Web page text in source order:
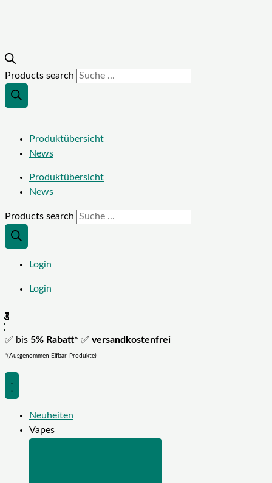
Products search
Produktübersicht
News
Produktübersicht
News
Products search
Login
Login
0
✅ bis 5% Rabatt* ✅ versandkostenfrei
*(Ausgenommen Elfbar-Produkte)
Neuheiten
Vapes